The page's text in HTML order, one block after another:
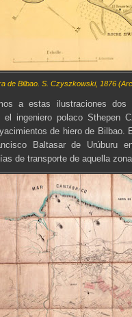
de Bilbao. S. Czyszkowski, 1876
a estas ilustraciones
el ingeniero polaco Sthepen
de hiero de Bilbao.
Baltasar de Urúburu
de transporte de aquella